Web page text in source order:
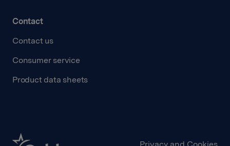
Contact
Contact us
Consumer service
Product data sheets